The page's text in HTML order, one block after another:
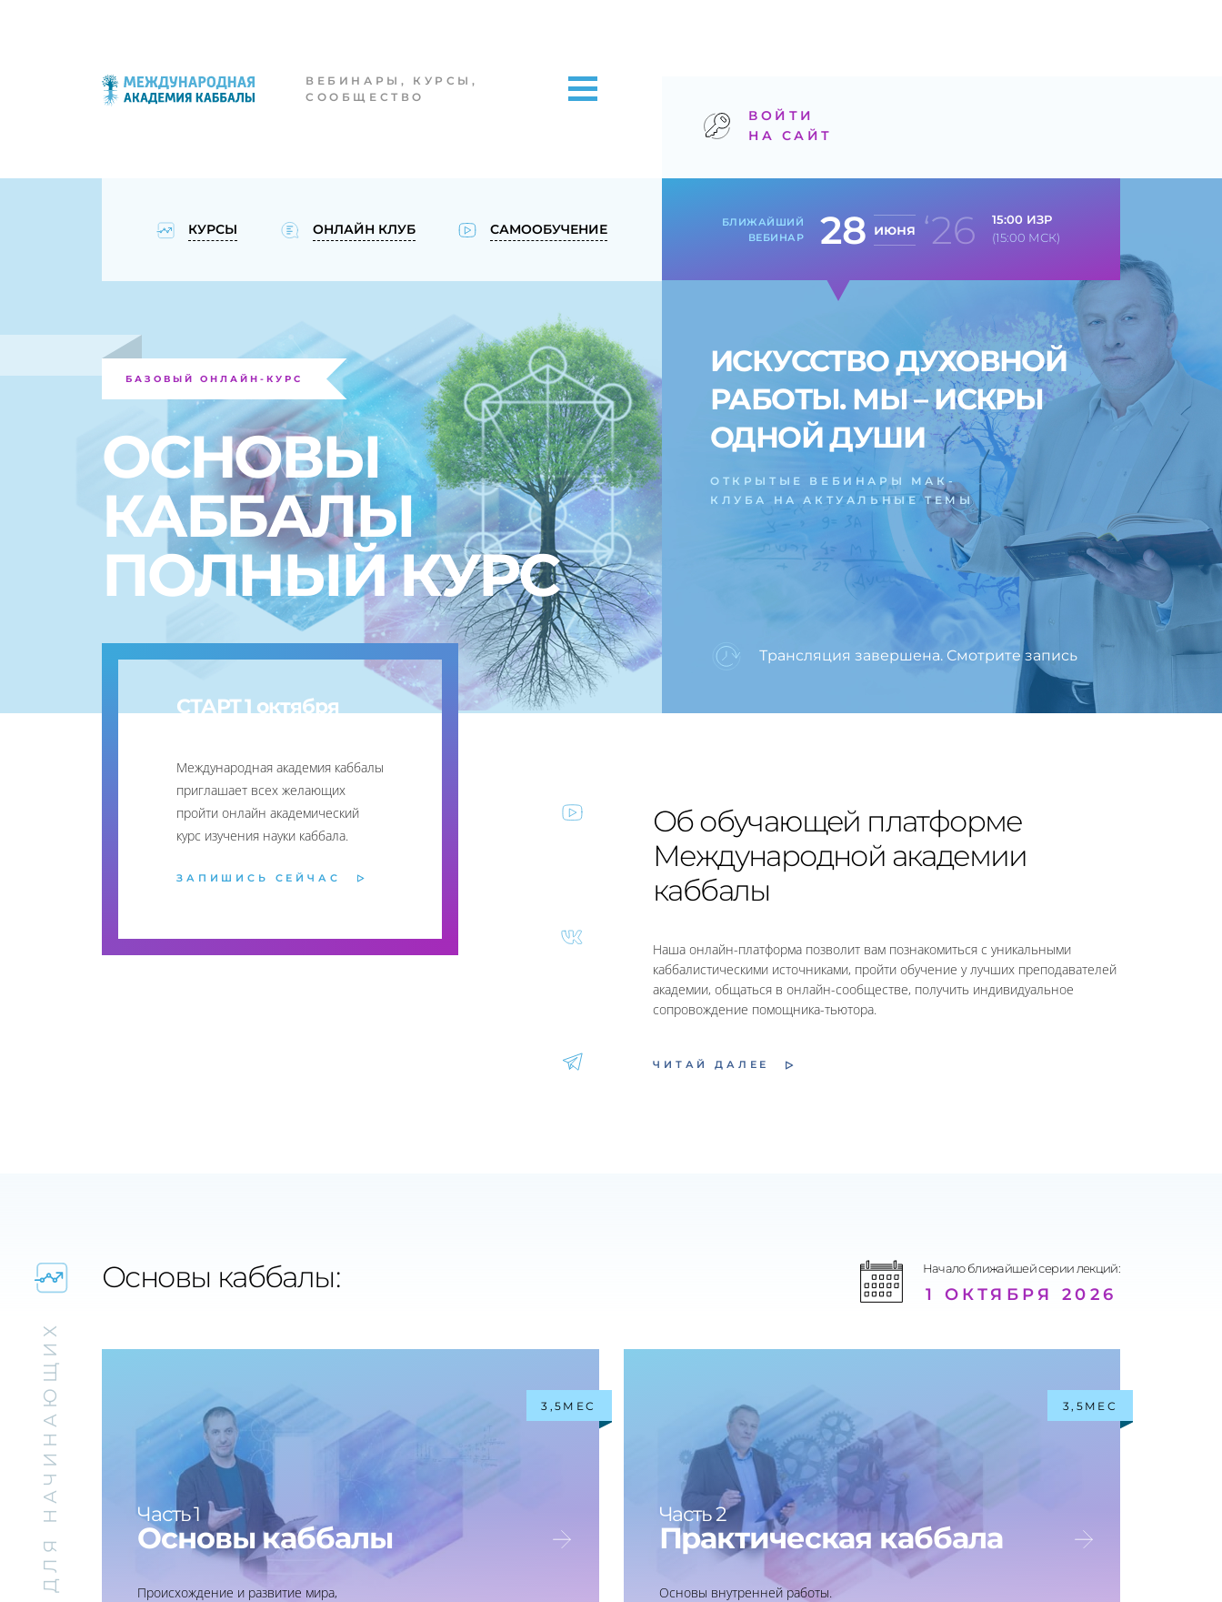
ВЕБИНАРЫ, КУРСЫ,
СООБЩЕСТВО
ВОЙТИ
НА САЙТ
КУРСЫ ОНЛАЙН КЛУБ САМООБУЧЕНИЕ
БАЗОВЫЙ ОНЛАЙН-КУРС
ОСНОВЫ
КАББАЛЫ
ПОЛНЫЙ КУРС
СТАРТ 1 октября
Международная академия каббалы
приглашает всех желающих
пройти онлайн академический
курс изучения науки каббала.
ЗАПИШИСЬ СЕЙЧАС
БЛИЖАЙШИЙ
ВЕБИНАР
28 июня ‘26
15:00 ИЗР
(15:00 МСК)
ИСКУССТВО ДУХОВНОЙ
РАБОТЫ. МЫ – ИСКРЫ
ОДНОЙ ДУШИ
ОТКРЫТЫЕ ВЕБИНАРЫ МАК-
КЛУБА НА АКТУАЛЬНЫЕ ТЕМЫ
Трансляция завершена. Смотрите запись
Об обучающей платформе
Международной академии
каббалы
Наша онлайн-платформа позволит вам познакомиться с уникальными
каббалистическими источниками, пройти обучение у лучших преподавателей
академии, общаться в онлайн-сообществе, получить индивидуальное
сопровождение помощника-тьютора.
ЧИТАЙ ДАЛЕЕ
ДЛЯ НАЧИНАЮЩИХ
Основы каббалы: Начало ближайшей серии лекций:
1 ОКТЯБРЯ 2026
3,5МЕС
Часть 1
Основы каббалы
Происхождение и развитие мира,
3,5МЕС
Часть 2
Практическая каббала
Основы внутренней работы.